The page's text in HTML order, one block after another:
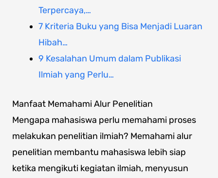
Terpercaya,…
7 Kriteria Buku yang Bisa Menjadi Luaran
Hibah…
9 Kesalahan Umum dalam Publikasi
Ilmiah yang Perlu…
Manfaat Memahami Alur Penelitian
Mengapa mahasiswa perlu memahami proses
melakukan penelitian ilmiah? Memahami alur
penelitian membantu mahasiswa lebih siap
ketika mengikuti kegiatan ilmiah, menyusun